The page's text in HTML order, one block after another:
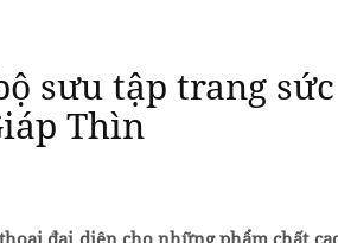
sưu tập trang
Thìn
đại diện cho những phẩm chất